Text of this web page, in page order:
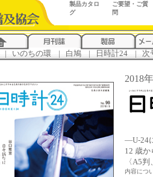
製品カタロ
グ
ご要望・ご質
問
| いのちの環 | 白鳩 | 日時計24 | 次
―U-24
12 歳
〈A5
内容につ